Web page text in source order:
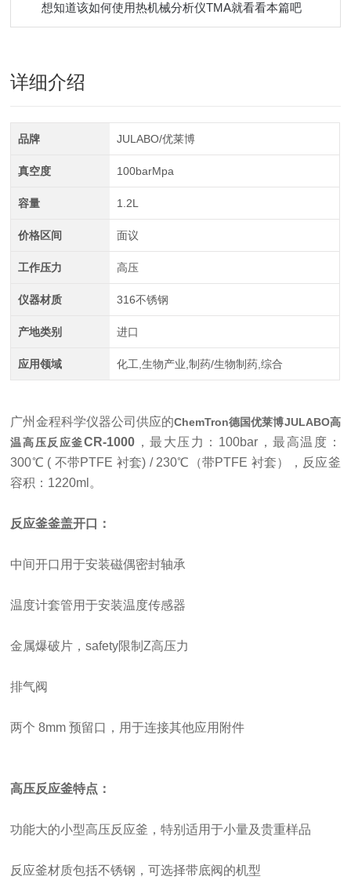
想知道该如何使用热机械分析仪TMA就看看本篇吧
详细介绍
品牌 JULABO/优莱博
真空度 100barMpa
容量 1.2L
价格区间 面议
工作压力 高压
仪器材质 316不锈钢
产地类别 进口
应用领域 化工,生物产业,制药/生物制药,综合
广州金程科学仪器公司供应的ChemTron德国优莱博JULABO高
温高压反应釜CR-1000，最大压力：100bar，最高温度：
300℃ ( 不带PTFE 衬套) / 230℃（带PTFE 衬套），反应釜
容积：1220ml。
反应釜釜盖开口：
中间开口用于安装磁偶密封轴承
温度计套管用于安装温度传感器
金属爆破片，safety限制Z高压力
排气阀
两个 8mm 预留口，用于连接其他应用附件
高压反应釜特点：
功能大的小型高压反应釜，特别适用于小量及贵重样品
反应釜材质包括不锈钢，可选择带底阀的机型